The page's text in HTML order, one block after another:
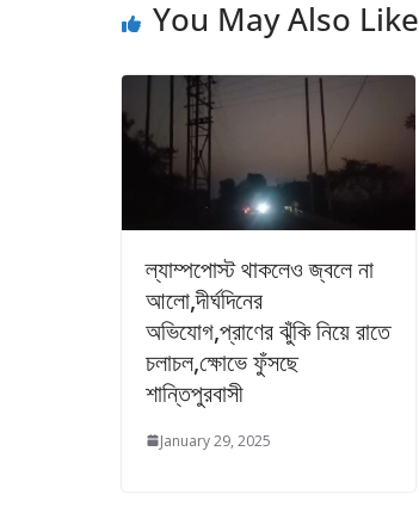
You May Also Like
ল্যাম্পপোস্ট থাকলেও জ্বলে না
আলো,দীর্ঘদিনের
অভিযোগ,প্রাণের ঝুঁকি নিয়ে রাতে
চলাচল,ক্ষোভে ফুঁসছে
শান্তিপুরবাসী
January 29, 2025